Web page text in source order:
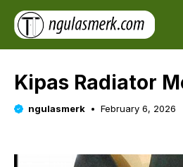
Skip
content
Kipas Radiator
ngulasmerk February 6, 2026